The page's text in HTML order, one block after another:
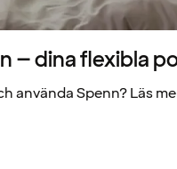
– dina flexibla
använda Spenn? Läs